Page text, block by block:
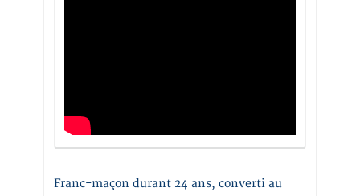
Franc-maçon durant 24 ans, converti au